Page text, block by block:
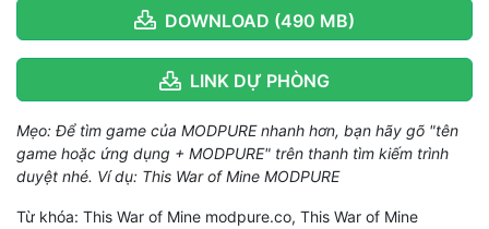
DOWNLOAD (490 MB)
LINK DỰ PHÒNG
Mẹo: Để tìm game của MODPURE nhanh hơn, bạn hãy gõ "tên
game hoặc ứng dụng + MODPURE" trên thanh tìm kiếm trình
duyệt nhé. Ví dụ: This War of Mine MODPURE
Từ khóa: This War of Mine modpure.co, This War of Mine